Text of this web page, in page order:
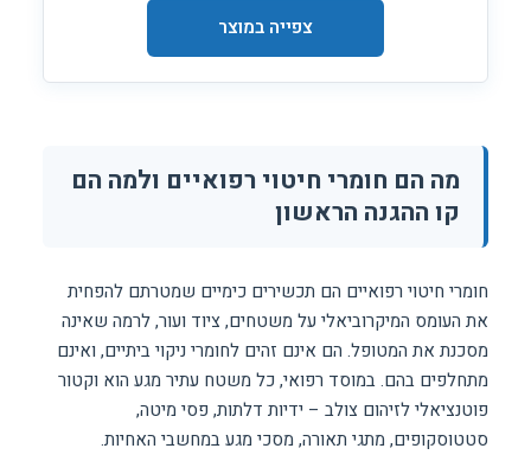
צפייה במוצר
מה הם חומרי חיטוי רפואיים ולמה הם
קו ההגנה הראשון
חומרי חיטוי רפואיים הם תכשירים כימיים שמטרתם להפחית
את העומס המיקרוביאלי על משטחים, ציוד ועור, לרמה שאינה
מסכנת את המטופל. הם אינם זהים לחומרי ניקוי ביתיים, ואינם
מתחלפים בהם. במוסד רפואי, כל משטח עתיר מגע הוא וקטור
פוטנציאלי לזיהום צולב – ידיות דלתות, פסי מיטה,
סטטוסקופים, מתגי תאורה, מסכי מגע במחשבי האחיות.